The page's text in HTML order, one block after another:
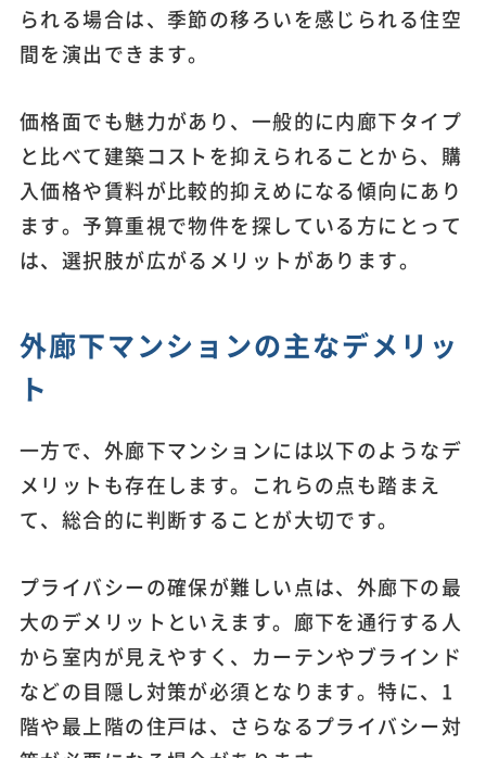
られる場合は、季節の移ろいを感じられる住空
間を演出できます。
価格面でも魅力があり、一般的に内廊下タイプ
と比べて建築コストを抑えられることから、購
入価格や賃料が比較的抑えめになる傾向にあり
ます。予算重視で物件を探している方にとって
は、選択肢が広がるメリットがあります。
外廊下マンションの主なデメリッ
ト
一方で、外廊下マンションには以下のようなデ
メリットも存在します。これらの点も踏まえ
て、総合的に判断することが大切です。
プライバシーの確保が難しい点は、外廊下の最
大のデメリットといえます。廊下を通行する人
から室内が見えやすく、カーテンやブラインド
などの目隠し対策が必須となります。特に、1
階や最上階の住戸は、さらなるプライバシー対